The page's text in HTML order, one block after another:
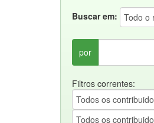
Buscar em:
por
Filtros correntes: